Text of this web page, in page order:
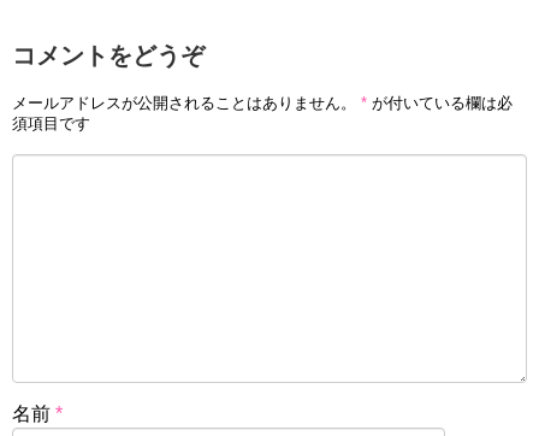
コメントをどうぞ
メールアドレスが公開されることはありません。 * が付いている欄は必
須項目です
名前 *